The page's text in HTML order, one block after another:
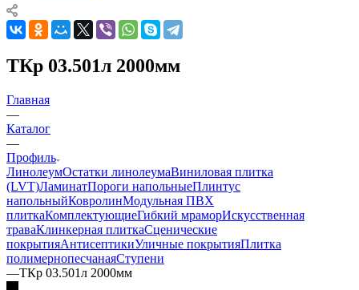
ТКр 03.501л 2000мм
Главная
—
Каталог
—
Профиль
ЛинолеумОстатки линолеумаВиниловая плитка
(LVT)ЛаминатПороги напольныеПлинтус
напольныйКовролинМодульная ПВХ
плиткаКомплектующиеГибкий мраморИскусственная
траваКлинкерная плиткаСценические
покрытияАнтисептикиУличные покрытияПлитка
полимернопесчанаяСтупени
—ТКр 03.501л 2000мм